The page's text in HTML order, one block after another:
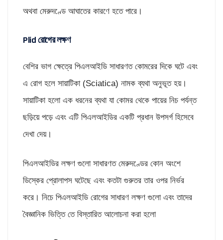
অথবা মেরুদণ্ডে আঘাতের কারণে হতে পারে।
Plid রোগের লক্ষণ
বেশির ভাগ ক্ষেত্রে পিএলআইডি সাধারণত কোমরের দিকে ঘটে এবং
এ রোগ হলে সায়াটিকা (Sciatica) নামক ব্যথা অনুভূত হয়।
সায়াটিকা হলো এক ধরনের ব্যথা যা কোমর থেকে পায়ের নিচ পর্যন্ত
ছড়িয়ে পড়ে এবং এটি পিএলআইডির একটি প্রধান উপসর্গ হিসেবে
দেখা দেয়।
পিএলআইডির লক্ষণ গুলো সাধারণত মেরুদণ্ডের কোন অংশে
ডিস্কের প্রোলাপস ঘটেছে এবং কতটা গুরুতর তার ওপর নির্ভর
করে। নিচে পিএলআইডি রোগের সাধারণ লক্ষণ গুলো এবং তাদের
বৈজ্ঞানিক ভিত্তি তে বিস্তারিত আলোচনা করা হলো